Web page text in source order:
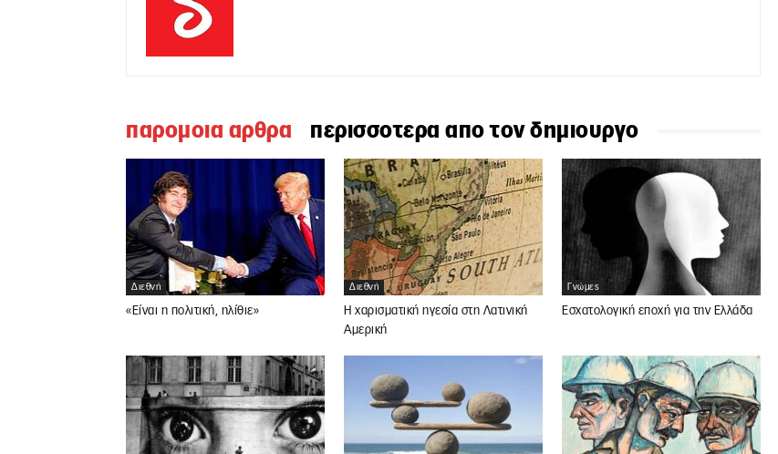
παρομοια αρθρα περισσοτερα απο τον δημιουργο
Διεθνή
«Είναι η πολιτική, ηλίθιε»
Διεθνή
Η χαρισματική ηγεσία στη Λατινική
Αμερική
Γνώμες
Εσχατολογική εποχή για την Ελλάδα